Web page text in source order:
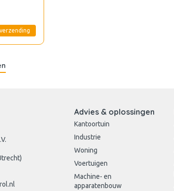
Advies & oplossingen
Kantoortuin
Industrie
Woning
Voertuigen
Machine- en
apparatenbouw